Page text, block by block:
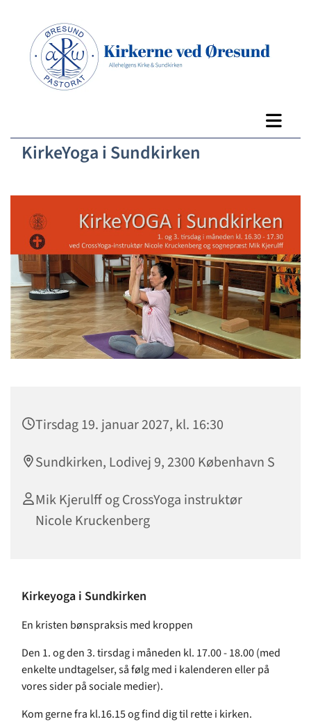
KirkeYoga i Sundkirken
Tirsdag 19. januar 2027, kl. 16:30
Sundkirken, Lodivej 9, 2300 København S
Mik Kjerulff og CrossYoga instruktør
Nicole Kruckenberg
Kirkeyoga i Sundkirken
En kristen bønspraksis med kroppen
Den 1. og den 3. tirsdag i måneden kl. 17.00 - 18.00 (med
enkelte undtagelser, så følg med i kalenderen eller på
vores sider på sociale medier).
Kom gerne fra kl.16.15 og find dig til rette i kirken.